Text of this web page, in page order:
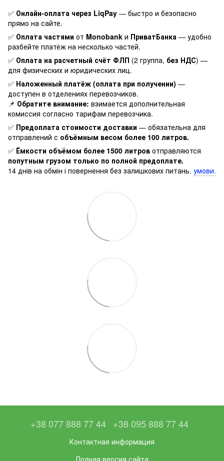
✅ Онлайн-оплата через LiqPay — быстро и безопасно
прямо на сайте.
✅ Оплата частями от Monobank и ПриватБанка — удобно
разбейте платёж на несколько частей.
✅ Оплата на расчетный счёт ФЛП (2 группа, без НДС) —
для физических и юридических лиц.
✅ Наложенный платёж (оплата при получении) —
доступен в отделениях перевозчиков.
📌 Обратите внимание: взимается дополнительная
комиссия согласно тарифам перевозчика.
✅ Предоплата стоимости доставки — обязательна для
отправлений с объёмным весом более 100 литров.
✅ Ёмкости объёмом более 1500 литров отправляются
попутным грузом только по полной предоплате.
14 днів на обмін і повернення без залишкових питань. умови.
+38 077 888 77 44 +38 095 888 77 44
Контактная информация